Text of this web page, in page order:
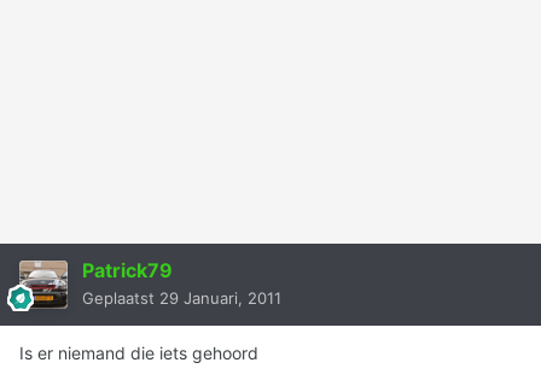
Patrick79
Geplaatst 29 Januari, 2011
Is er niemand die iets gehoord